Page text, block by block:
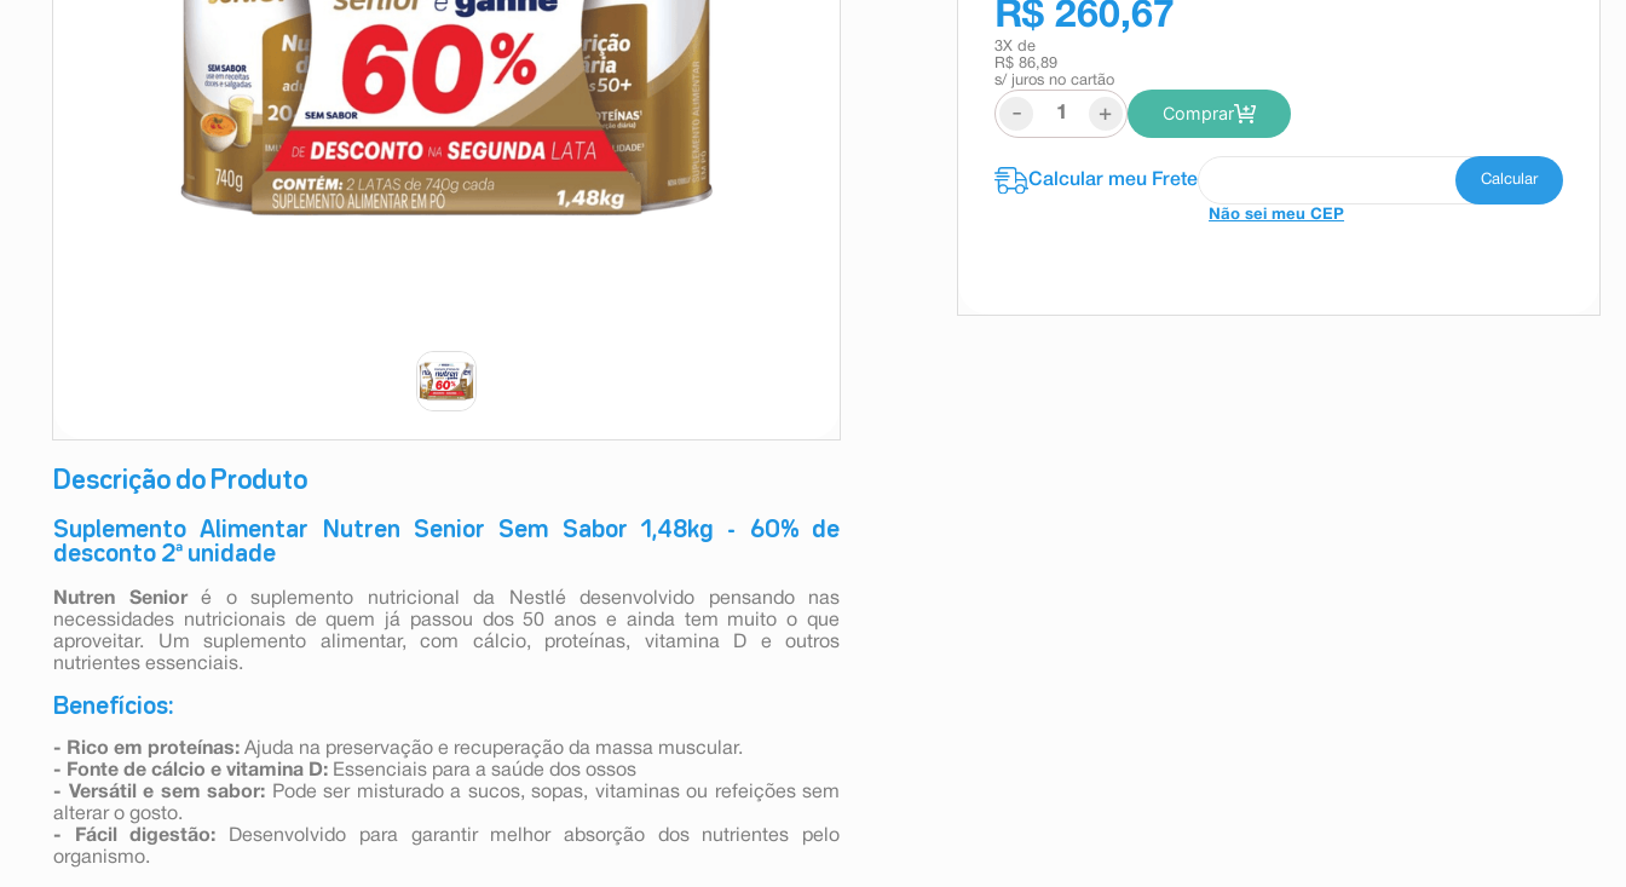
Descrição do Produto
Suplemento Alimentar Nutren Senior Sem Sabor 1,48kg - 60% de
desconto 2ª unidade
Nutren Senioré o suplemento nutricional da Nestlé desenvolvido pensando nas
necessidades nutricionais de quem já passou dos 50 anos e ainda tem muito o que
aproveitar. Um suplemento alimentar, com cálcio, proteínas, vitamina D e outros
nutrientes essenciais.
Benefícios:
- Rico em proteínas: Ajuda na preservação e recuperação da massa muscular.
- Fonte de cálcio e vitamina D: Essenciais para a saúde dos ossos
- Versátil e sem sabor: Pode ser misturado a sucos, sopas, vitaminas ou refeições sem
alterar o gosto.
- Fácil digestão: Desenvolvido para garantir melhor absorção dos nutrientes pelo
organismo.
R$ 260,67
3X de
R$ 86,89
s/ juros no cartão
- + Comprar
Não sei meu CEP
º esmalte
absorvente